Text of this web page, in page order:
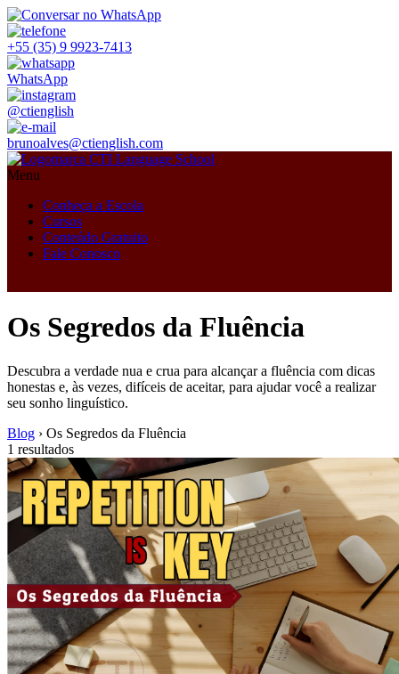
+55 (35) 9 9923-7413
WhatsApp
@ctienglish
brunoalves@ctienglish.com
Menu
Conheça a Escola
Cursos
Conteúdo Gratuito
Fale Conosco
Os Segredos da Fluência
Descubra a verdade nua e crua para alcançar a fluência com dicas
honestas e, às vezes, difíceis de aceitar, para ajudar você a realizar
seu sonho linguístico.
Blog › Os Segredos da Fluência
1 resultados